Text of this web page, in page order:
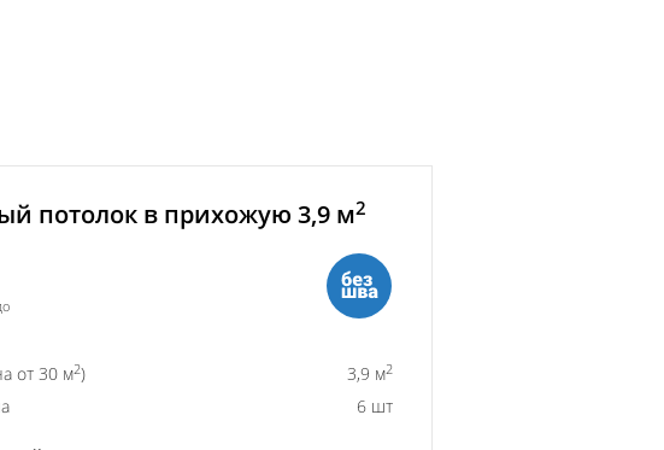
потолок в прихожую 3,9 м2
от 30 м2) 3,9 м2
6 шт